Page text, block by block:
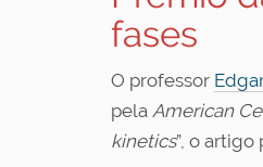
fases
O professor
pela American
kinetics”, o